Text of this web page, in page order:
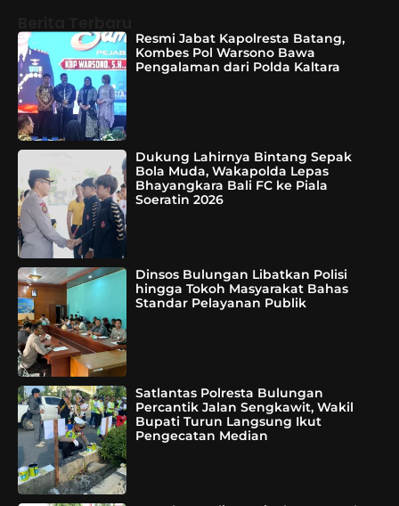
Resmi Jabat Kapolresta Batang,
Kombes Pol Warsono Bawa
Pengalaman dari Polda Kaltara
Dukung Lahirnya Bintang Sepak
Bola Muda, Wakapolda Lepas
Bhayangkara Bali FC ke Piala
Soeratin 2026
Dinsos Bulungan Libatkan Polisi
hingga Tokoh Masyarakat Bahas
Standar Pelayanan Publik
Satlantas Polresta Bulungan
Percantik Jalan Sengkawit, Wakil
Bupati Turun Langsung Ikut
Pengecatan Median